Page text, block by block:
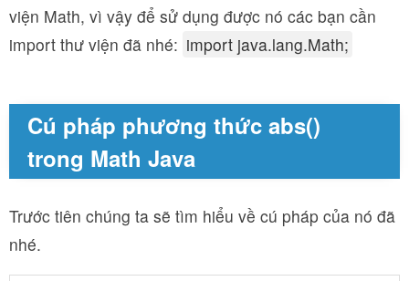
viện Math, vì vậy để sử dụng được nó các bạn cần
import thư viện đã nhé: import java.lang.Math;
Cú pháp phương thức abs()
trong Math Java
Trước tiên chúng ta sẽ tìm hiểu về cú pháp của nó đã
nhé.